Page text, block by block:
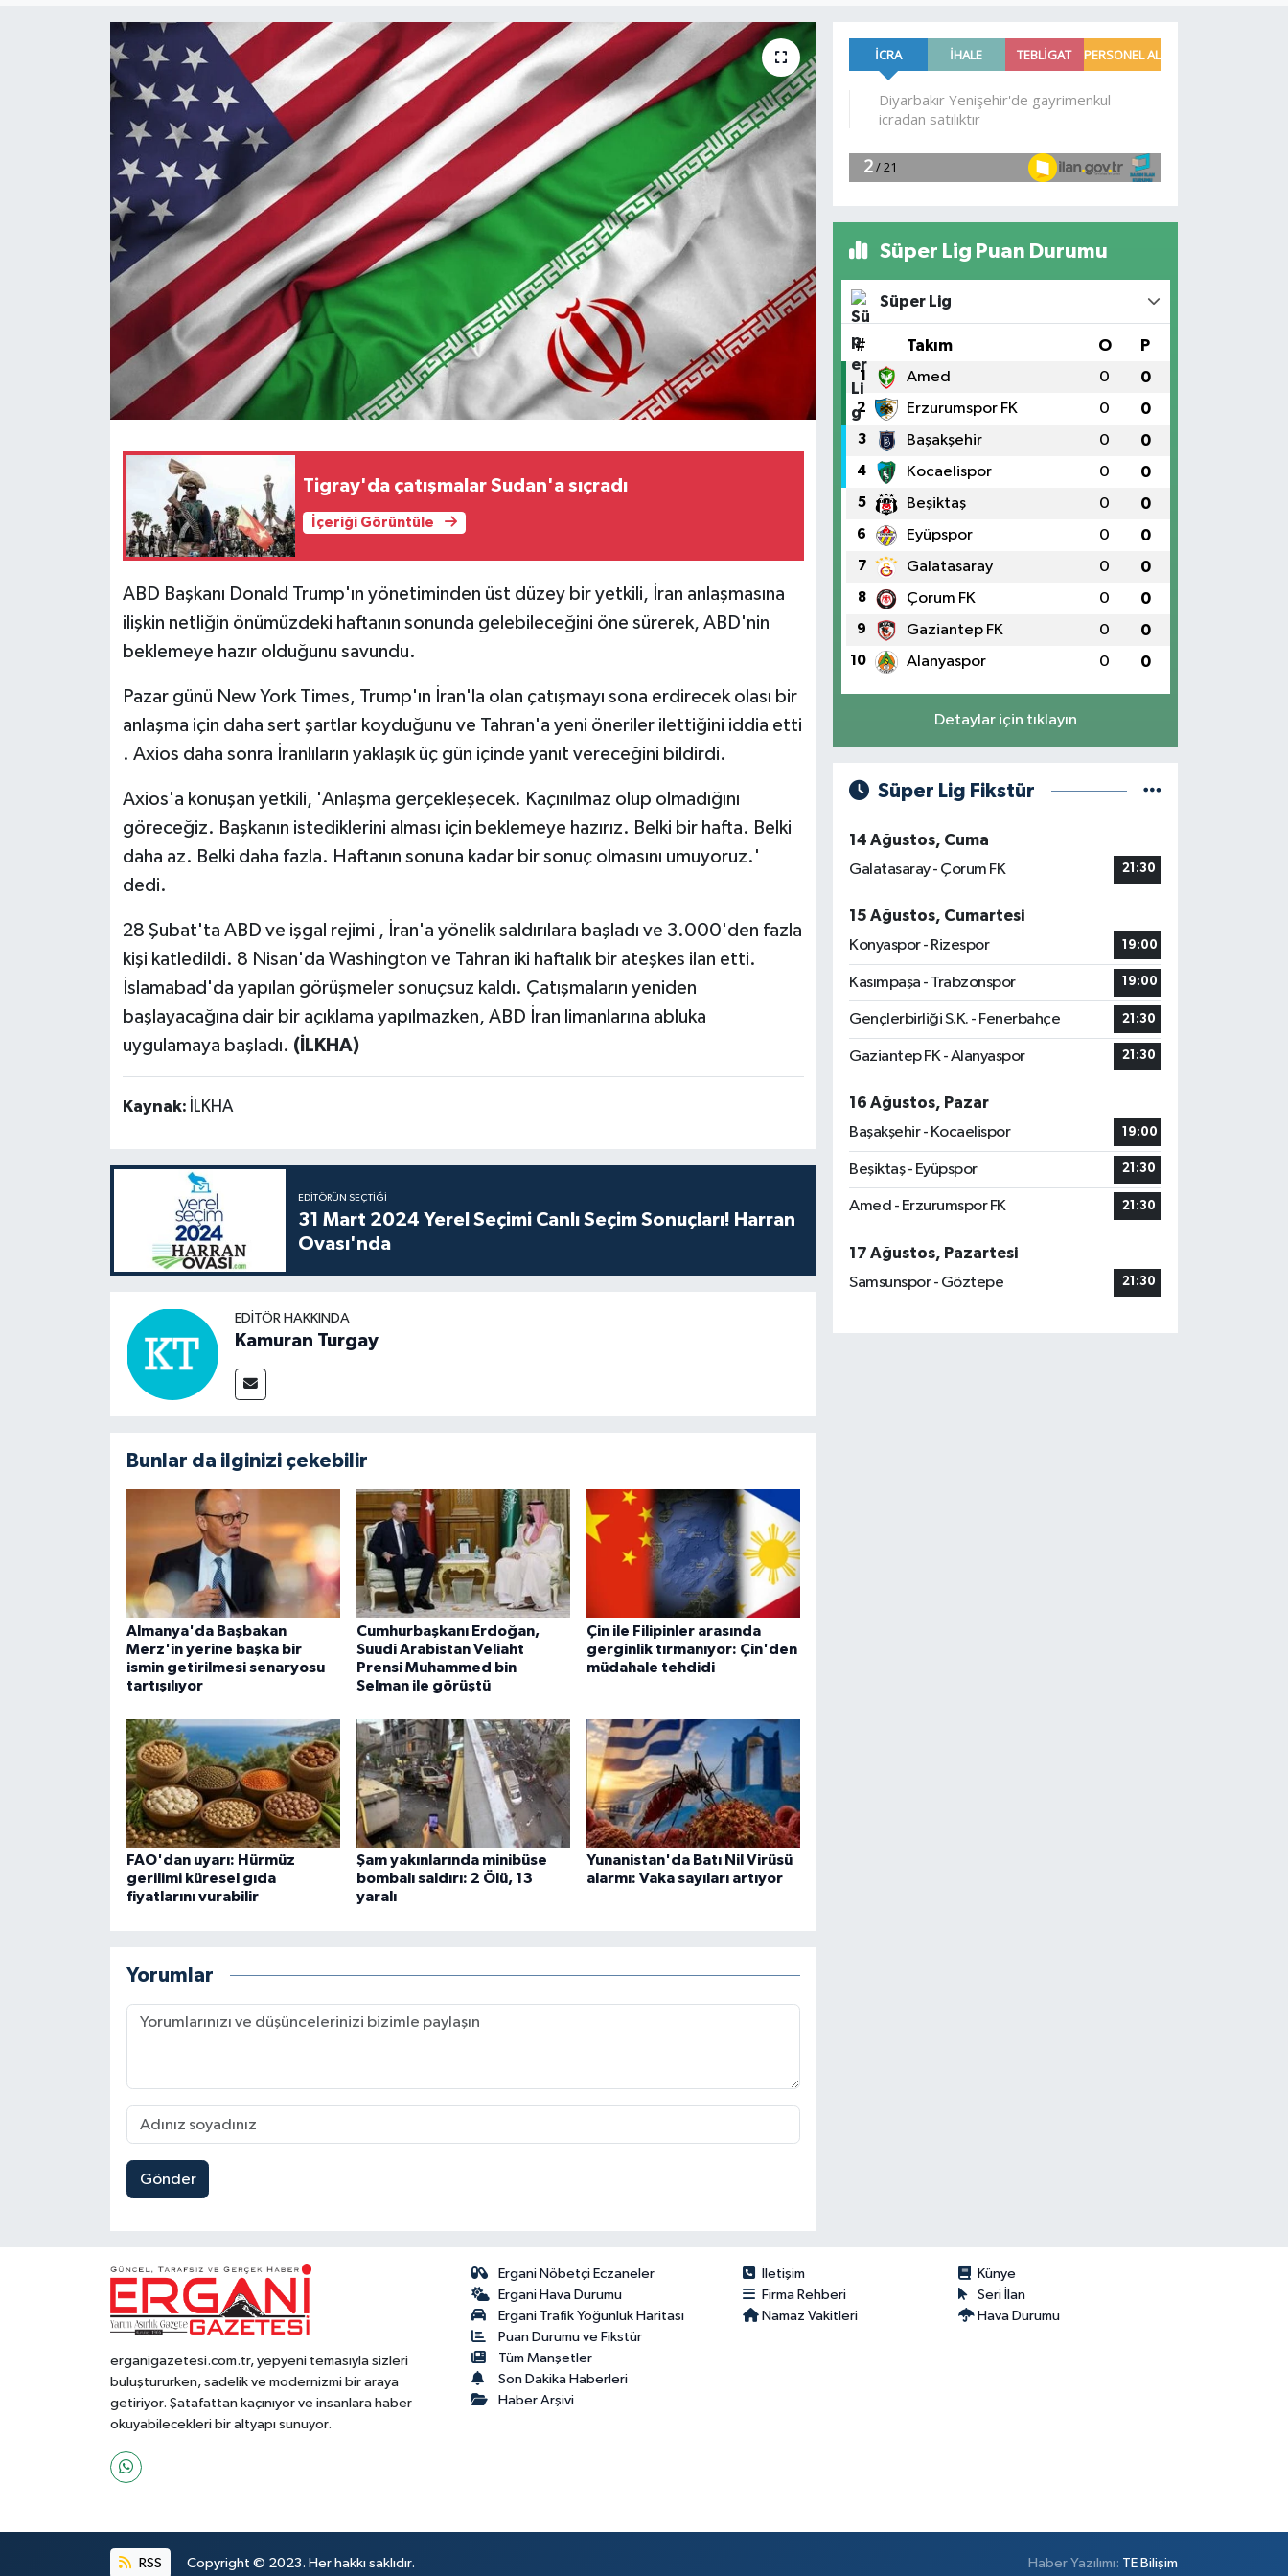
Tigray'da çatışmalar Sudan'a sıçradı
İçeriği Görüntüle
ABD Başkanı Donald Trump'ın yönetiminden üst düzey bir yetkili, İran anlaşmasına
ilişkin netliğin önümüzdeki haftanın sonunda gelebileceğini öne sürerek, ABD'nin
beklemeye hazır olduğunu savundu.
Pazar günü New York Times, Trump'ın İran'la olan çatışmayı sona erdirecek olası bir
anlaşma için daha sert şartlar koyduğunu ve Tahran'a yeni öneriler ilettiğini iddia etti
. Axios daha sonra İranlıların yaklaşık üç gün içinde yanıt vereceğini bildirdi.
Axios'a konuşan yetkili, 'Anlaşma gerçekleşecek. Kaçınılmaz olup olmadığını
göreceğiz. Başkanın istediklerini alması için beklemeye hazırız. Belki bir hafta. Belki
daha az. Belki daha fazla. Haftanın sonuna kadar bir sonuç olmasını umuyoruz.'
dedi.
28 Şubat'ta ABD ve işgal rejimi , İran'a yönelik saldırılara başladı ve 3.000'den fazla
kişi katledildi. 8 Nisan'da Washington ve Tahran iki haftalık bir ateşkes ilan etti.
İslamabad'da yapılan görüşmeler sonuçsuz kaldı. Çatışmaların yeniden
başlayacağına dair bir açıklama yapılmazken, ABD İran limanlarına abluka
uygulamaya başladı. (İLKHA)
Kaynak: İLKHA
EDITÖRÜN SEÇTIĞI
31 Mart 2024 Yerel Seçimi Canlı Seçim Sonuçları! Harran
Ovası'nda
EDITÖR HAKKINDA
Kamuran Turgay
Bunlar da ilginizi çekebilir
Almanya'da Başbakan
Merz'in yerine başka bir
ismin getirilmesi senaryosu
tartışılıyor
Cumhurbaşkanı Erdoğan,
Suudi Arabistan Veliaht
Prensi Muhammed bin
Selman ile görüştü
Çin ile Filipinler arasında
gerginlik tırmanıyor: Çin'den
müdahale tehdidi
FAO'dan uyarı: Hürmüz
gerilimi küresel gıda
fiyatlarını vurabilir
Şam yakınlarında minibüse
bombalı saldırı: 2 Ölü, 13
yaralı
Yunanistan'da Batı Nil Virüsü
alarmı: Vaka sayıları artıyor
Yorumlar
Gönder
Süper Lig Puan Durumu
Süper Lig
# Takım O P
1 Amed 0 0
2 Erzurumspor FK 0 0
3 Başakşehir 0 0
4 Kocaelispor 0 0
5 Beşiktaş 0 0
6 Eyüpspor 0 0
7 Galatasaray 0 0
8 Çorum FK 0 0
9 Gaziantep FK 0 0
10 Alanyaspor 0 0
Detaylar için tıklayın
Süper Lig Fikstür
14 Ağustos, Cuma
Galatasaray - Çorum FK
21:30
15 Ağustos, Cumartesi
Konyaspor - Rizespor
19:00
Kasımpaşa - Trabzonspor 19:00
Gençlerbirliği S.K. - Fenerbahçe 21:30
Gaziantep FK - Alanyaspor 21:30
16 Ağustos, Pazar
Başakşehir - Kocaelispor
19:00
Beşiktaş - Eyüpspor 21:30
Amed - Erzurumspor FK 21:30
17 Ağustos, Pazartesi
Samsunspor - Göztepe
21:30
erganigazetesi.com.tr, yepyeni temasıyla sizleri
buluştururken, sadelik ve modernizmi bir araya
getiriyor. Şatafattan kaçınıyor ve insanlara haber
okuyabilecekleri bir altyapı sunuyor.
Ergani Nöbetçi Eczaneler
Ergani Hava Durumu
Ergani Trafik Yoğunluk Haritası
Puan Durumu ve Fikstür
Tüm Manşetler
Son Dakika Haberleri
Haber Arşivi
İletişim
Künye
Firma Rehberi
Seri İlan
Namaz Vakitleri
Hava Durumu
RSS Copyright © 2023. Her hakkı saklıdır. Haber Yazılımı: TE Bilişim
Bi̇li̇m & Teknoloji̇